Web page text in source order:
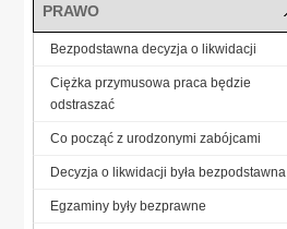
PRAWO
Bezpodstawna decyzja o likwidacji
Ciężka przymusowa praca będzie
odstraszać
Co począć z urodzonymi zabójcami
Decyzja o likwidacji była bezpodstawna
Egzaminy były bezprawne